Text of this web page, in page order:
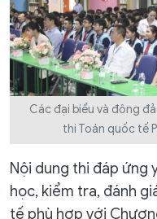
Các đại biểu và đông
thi Toán quốc tế
Nội dung thi đáp ứng
học, kiểm tra, đánh
tế phù hợp với